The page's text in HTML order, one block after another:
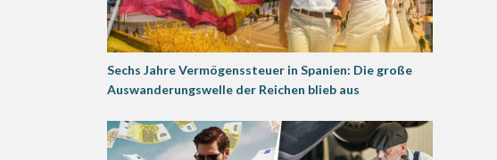
Sechs Jahre Vermögenssteuer in Spanien: Die große
Auswanderungswelle der Reichen blieb aus